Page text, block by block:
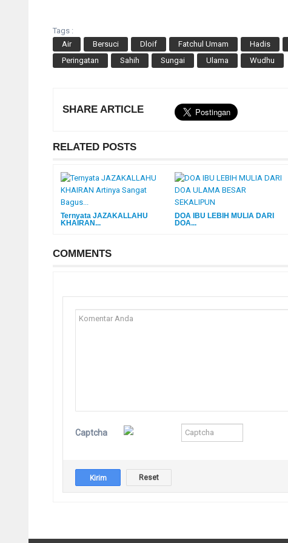
Tags :
Air
Bersuci Dloif Fatchul Umam Hadis
Peringatan
Sahih Sungai Ulama Wudhu
SHARE ARTICLE
RELATED POSTS
Ternyata JAZAKALLAHU
KHAIRAN...
DOA IBU LEBIH MULIA DARI
DOA...
COMMENTS
Captcha